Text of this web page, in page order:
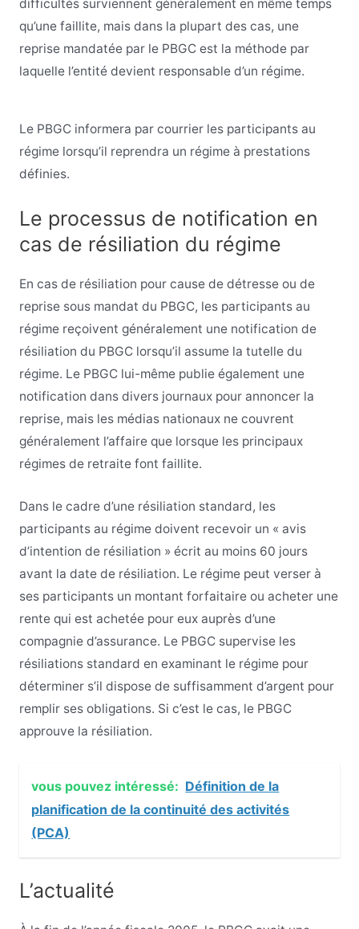
difficultés surviennent généralement en même temps
qu’une faillite, mais dans la plupart des cas, une
reprise mandatée par le PBGC est la méthode par
laquelle l’entité devient responsable d’un régime.
Le PBGC informera par courrier les participants au
régime lorsqu’il reprendra un régime à prestations
définies.
Le processus de notification en
cas de résiliation du régime
En cas de résiliation pour cause de détresse ou de
reprise sous mandat du PBGC, les participants au
régime reçoivent généralement une notification de
résiliation du PBGC lorsqu’il assume la tutelle du
régime. Le PBGC lui-même publie également une
notification dans divers journaux pour annoncer la
reprise, mais les médias nationaux ne couvrent
généralement l’affaire que lorsque les principaux
régimes de retraite font faillite.
Dans le cadre d’une résiliation standard, les
participants au régime doivent recevoir un « avis
d’intention de résiliation » écrit au moins 60 jours
avant la date de résiliation. Le régime peut verser à
ses participants un montant forfaitaire ou acheter une
rente qui est achetée pour eux auprès d’une
compagnie d’assurance. Le PBGC supervise les
résiliations standard en examinant le régime pour
déterminer s’il dispose de suffisamment d’argent pour
remplir ses obligations. Si c’est le cas, le PBGC
approuve la résiliation.
vous pouvez intéressé: Définition de la
planification de la continuité des activités
(PCA)
L’actualité